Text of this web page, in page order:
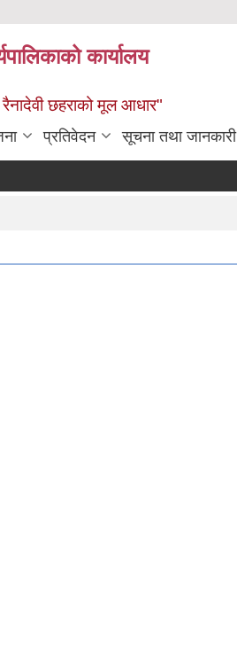
कार्यालय
रैनादेवी छहराको मूल आधार"
प्रतिवेदन सूचना तथा जानकारी